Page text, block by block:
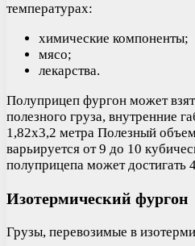
температурах:
химические компоненты;
мясо;
лекарства.
Полуприцеп фургон может
полезного груза, внутренние
1,82х3,2 метра Полезный
варьируется от 9 до 10
полуприцепа может достигать
Изотермический фургон
Грузы, перевозимые в